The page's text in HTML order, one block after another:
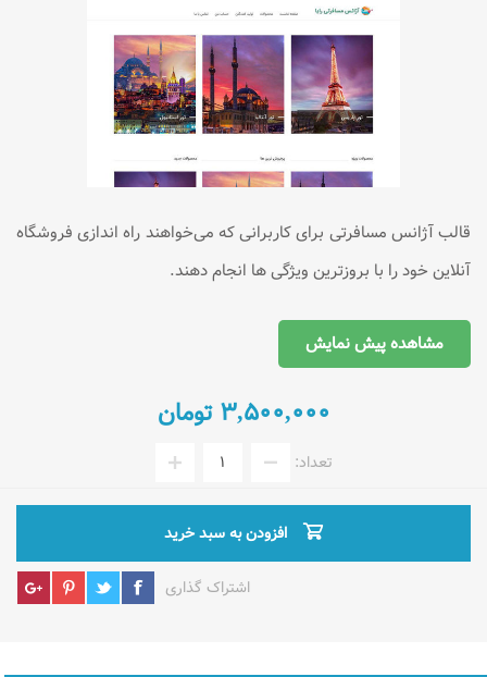
قالب آژانس مسافرتی برای کاربرانی که می‌خواهند راه اندازی فروشگاه
آنلاین خود را با بروزترین ویژگی ها انجام دهند.
مشاهده پیش نمایش
۳,۵۰۰,۰۰۰ تومان
تعداد:
افزودن به سبد خرید
اشتراک گذاری